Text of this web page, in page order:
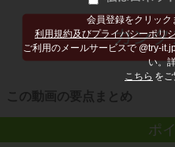
会員登録をクリック
利用規約及びプライバシーポリ
ご利用のメールサービスで @try-
い。
こちら をご
この動画の要点まとめ
ポ